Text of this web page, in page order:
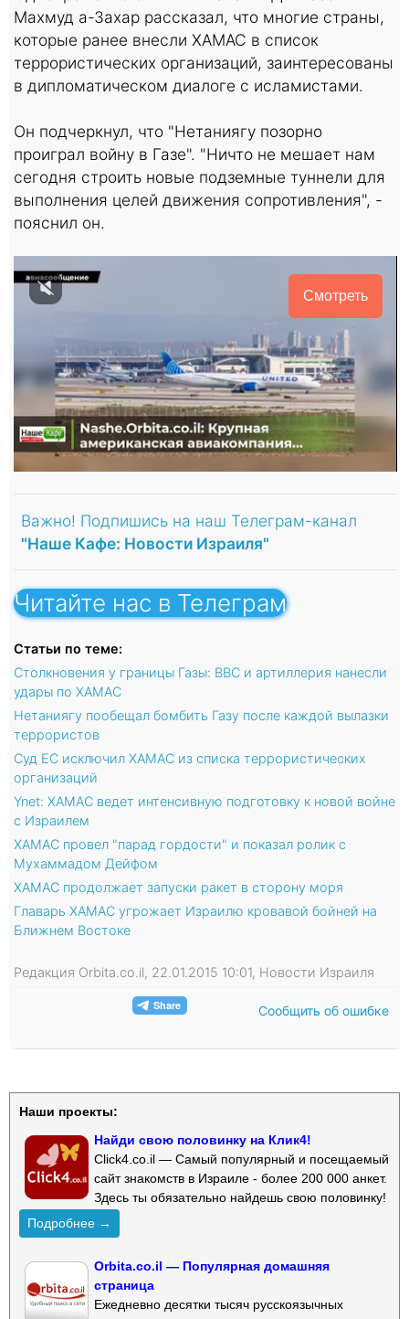
Махмуд а-Захар рассказал, что многие страны,
которые ранее внесли ХАМАС в список
террористических организаций, заинтересованы
в дипломатическом диалоге с исламистами.
Он подчеркнул, что "Нетаниягу позорно
проиграл войну в Газе". "Ничто не мешает нам
сегодня строить новые подземные туннели для
выполнения целей движения сопротивления", -
пояснил он.
Смотреть
Важно! Подпишись на наш Телеграм-канал
"Наше Кафе: Новости Израиля"
Читайте нас в Телеграм
Статьи по теме:
Столкновения у границы Газы: ВВС и артиллерия нанесли
удары по ХАМАС
Нетаниягу пообещал бомбить Газу после каждой вылазки
террористов
Суд ЕС исключил ХАМАС из списка террористических
организаций
Ynet: ХАМАС ведет интенсивную подготовку к новой войне
с Израилем
ХАМАС провел "парад гордости" и показал ролик с
Мухаммадом Дейфом
ХАМАС продолжает запуски ракет в сторону моря
Главарь ХАМАС угрожает Израилю кровавой бойней на
Ближнем Востоке
Редакция Orbita.co.il, 22.01.2015 10:01, Новости Израиля
Сообщить об ошибке
Наши проекты:
Найди свою половинку на Клик4!
Click4.co.il — Самый популярный и посещаемый
сайт знакомств в Израиле - более 200 000 анкет.
Здесь ты обязательно найдешь свою половинку!
Подробнее →
Orbita.co.il — Популярная домашняя
страница
Ежедневно десятки тысяч русскоязычных